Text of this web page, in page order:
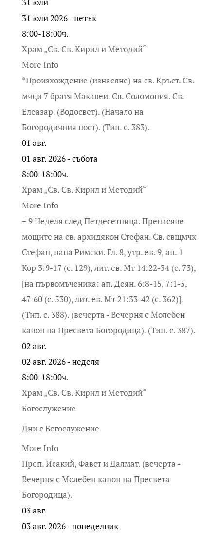
31 юли 2026 - петък
8:00-18:00ч.
Храм „Св. Св. Кирил и Методий“
More Info
*Произхождение (изнасяне) на св. Кръст. Св.
мчци 7 братя Макавеи. Св. Соломония. Св.
Елеазар. (Водосвет). (Начало на
Богородичния пост). (Тип. с. 383).
01 авг.
01 авг. 2026 - събота
8:00-18:00ч.
Храм „Св. Св. Кирил и Методий“
More Info
+ 9 Неделя след Петдесетница. Пренасяне
мощите на св. архидякон Стефан. Св. свщмчк
Стефан, папа Римски. Гл. 8, утр. ев. 9, ап. 1
Кор 3:9-17 (с. 129), лит. ев. Мт 14:22-34 (с. 73),
[на първомъченика: ап. Деян. 6:8-15, 7:1-5,
47-60 (с. 530), лит. ев. Мт 21:33-42 (с. 362)].
(Тип. с. 388). (вечерта - Вечерня с Молебен
канон на Пресвета Богородица). (Тип. с. 387).
02 авг.
02 авг. 2026 - неделя
8:00-18:00ч.
Храм „Св. Св. Кирил и Методий“
Богослужение
Дни с Богослужение
More Info
Преп. Исакий, Фавст и Далмат. (вечерта -
Вечерня с Молебен канон на Пресвета
Богородица).
03авг.
03 авг. 2026 - понеделник